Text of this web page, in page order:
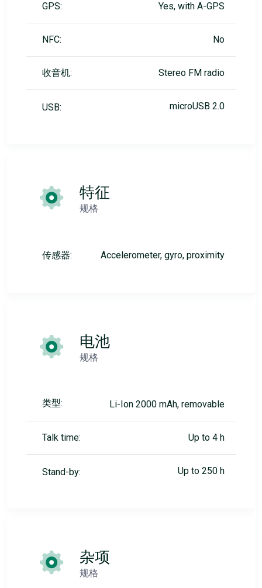
GPS: Yes, with A-GPS
NFC: No
收音机: Stereo FM radio
USB: microUSB 2.0
特征
规格
传感器: Accelerometer, gyro, proximity
电池
规格
类型: Li-Ion 2000 mAh, removable
Talk time: Up to 4 h
Stand-by: Up to 250 h
杂项
规格